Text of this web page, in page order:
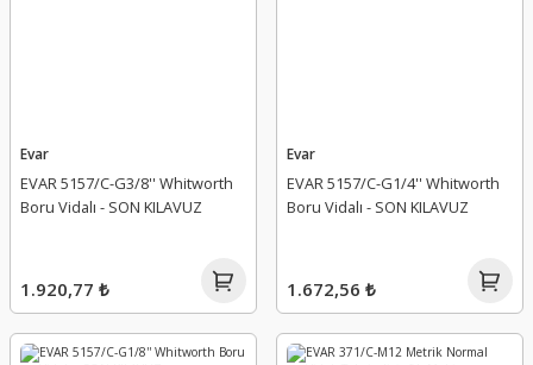
Evar
EVAR 5157/C-G3/8'' Whitworth
Boru Vidalı - SON KILAVUZ
1.920,77 ₺
Evar
EVAR 5157/C-G1/4'' Whitworth
Boru Vidalı - SON KILAVUZ
1.672,56 ₺